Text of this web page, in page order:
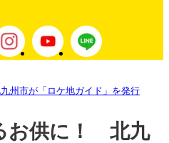
州市が「ロケ地ガイド」を発行
お供に！ 北九